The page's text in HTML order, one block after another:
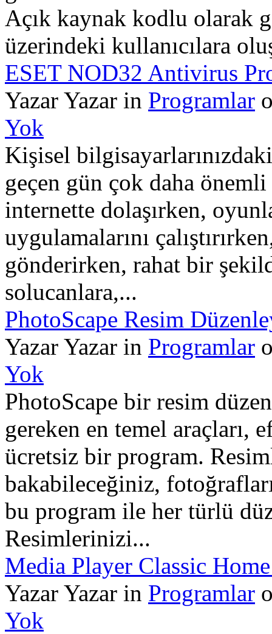
Açık kaynak kodlu olarak
üzerindeki kullanıcılara
ESET NOD32 Antivirus
Yazar Yazar in Programlar
Yok
Kişisel
geçen gün çok daha
internette dolaşırken,
uygulamalarını
gönderirken, rahat bir
solucanlara,...
PhotoScape Resim
Yazar Yazar in Programlar
Yok
PhotoScape bir resim
gereken en temel araçları,
ücretsiz bir program.
bakabileceğiniz,
bu program ile her türlü
Resimlerinizi...
Media Player Classic
Yazar Yazar in Programlar
Yok